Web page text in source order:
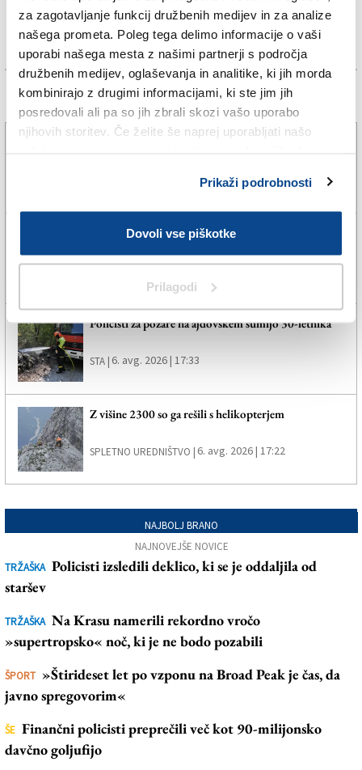
za zagotavljanje funkcij družbenih medijev in za analize
našega prometa. Poleg tega delimo informacije o vaši
uporabi našega mesta z našimi partnerji s področja
družbenih medijev, oglaševanja in analitike, ki jih morda
kombinirajo z drugimi informacijami, ki ste jim jih
posredovali ali pa so jih zbrali skozi vašo uporabo
njihovih storitev. Če želite še naprej uporabljati našo
Prikaži podrobnosti
Dovoli vse piškotke
Prilagodi
Več novic
Nogometaši Triestine dobili nasprotnike v D-ligi
6. avg. 2026 | 20:25
Policisti izsledili deklico, ki se je oddaljila od staršev
6. avg. 2026 | 18:36
Policisti za požare na ajdovskem sumijo 30-letnika
STA |6. avg. 2026 | 17:33
Z višine 2300 so ga rešili s helikopterjem
SPLETNO UREDNIŠTVO | 6. avg. 2026 | 17:22
NAJBOLJ BRANO
NAJNOVEJŠE NOVICE
TRŽAŠKA Policisti izsledili deklico, ki se je oddaljila od
staršev
TRŽAŠKA Na Krasu namerili rekordno vročo
»supertropsko« noč, ki je ne bodo pozabili
ŠPORT »Štirideset let po vzponu na Broad Peak je čas, da
javno spregovorim«
ŠE Finančni policisti preprečili več kot 90-milijonsko
davčno goljufijo